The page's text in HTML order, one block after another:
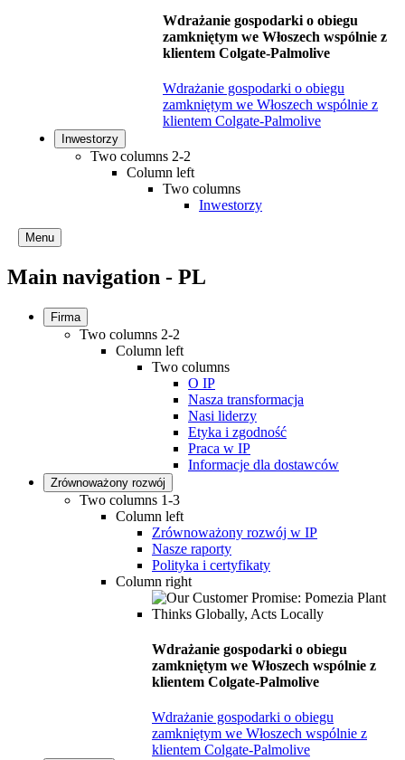
Wdrażanie gospodarki o obiegu
zamkniętym we Włoszech wspólnie z
klientem Colgate-Palmolive
Wdrażanie gospodarki o obiegu
zamkniętym we Włoszech wspólnie z
klientem Colgate-Palmolive
Inwestorzy
Two columns 2-2
Column left
Two columns
Inwestorzy
Menu
Main navigation - PL
Firma
Two columns 2-2
Column left
Two columns
O IP
Nasza transformacja
Nasi liderzy
Etyka i zgodność
Praca w IP
Informacje dla dostawców
Zrównoważony rozwój
Two columns 1-3
Column left
Zrównoważony rozwój w IP
Nasze raporty
Polityka i certyfikaty
Column right
Wdrażanie gospodarki o obiegu
zamkniętym we Włoszech wspólnie z
klientem Colgate-Palmolive
Wdrażanie gospodarki o obiegu
zamkniętym we Włoszech wspólnie z
klientem Colgate-Palmolive